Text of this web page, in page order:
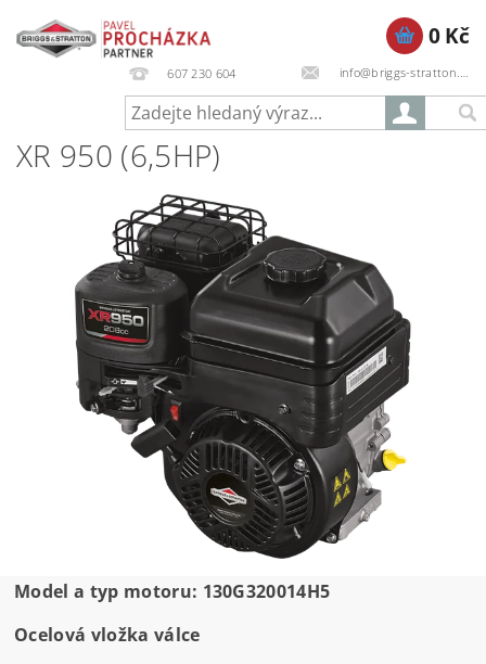
607 230 604 info@briggs-stratton.cz
0 Kč
XR 950 (6,5HP)
Model a typ motoru: 130G320014H5
Ocelová vložka válce